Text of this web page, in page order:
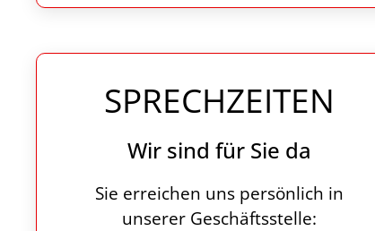
SPRECHZEITEN
Wir sind für Sie da
Sie erreichen uns persönlich in
unserer Geschäftsstelle: